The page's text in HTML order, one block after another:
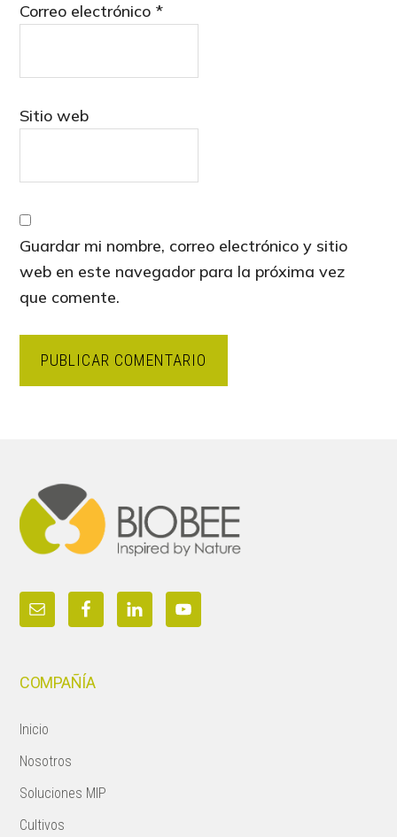
Correo electrónico *
Sitio web
Guardar mi nombre, correo electrónico y sitio
web en este navegador para la próxima vez
que comente.
COMPAÑÍA
Inicio
Nosotros
Soluciones MIP
Cultivos